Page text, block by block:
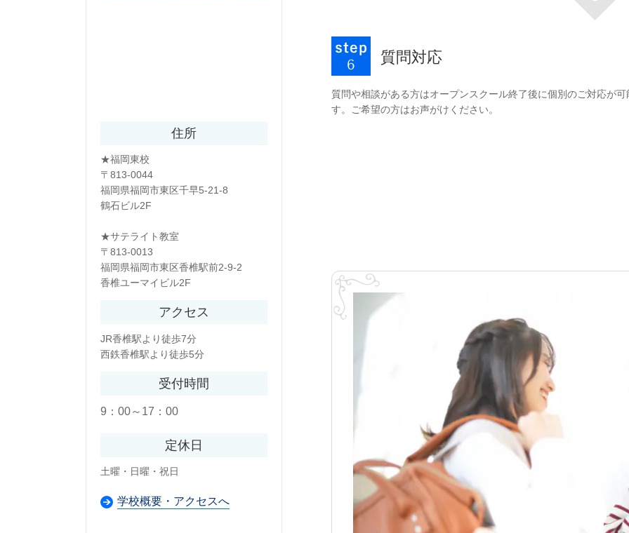
質問対応
質問や相談がある方はオープンスクール終了後に個別のご対応が可
す。ご希望の方はお声がけください。
住所
★福岡東校
〒813-0044
福岡県福岡市東区千早5-21-8
鶴石ビル2F
★サテライト教室
〒813-0013
福岡県福岡市東区香椎駅前2-9-2
香椎ユーマイビル2F
アクセス
JR香椎駅より徒歩7分
西鉄香椎駅より徒歩5分
受付時間
9：00～17：00
定休日
土曜・日曜・祝日
学校概要・アクセスへ